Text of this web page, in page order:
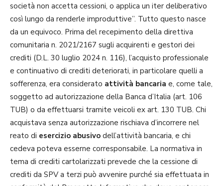
società non accetta cessioni, o applica un iter deliberativo
così lungo da renderle improduttive”. Tutto questo nasce
da un equivoco. Prima del recepimento della direttiva
comunitaria n. 2021/2167 sugli acquirenti e gestori dei
crediti (D.L. 30 luglio 2024 n. 116), l’acquisto professionale
e continuativo di crediti deteriorati, in particolare quelli a
sofferenza, era considerato attività bancaria e, come tale,
soggetto ad autorizzazione della Banca d’Italia (art. 106
TUB) o da effettuarsi tramite veicoli ex art. 130 TUB. Chi
acquistava senza autorizzazione rischiava d’incorrere nel
reato di esercizio abusivo dell’attività bancaria, e chi
cedeva poteva esserne corresponsabile. La normativa in
tema di crediti cartolarizzati prevede che la cessione di
crediti da SPV a terzi può avvenire purché sia effettuata in